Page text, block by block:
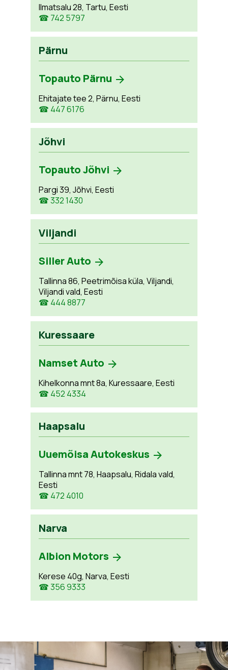
Ilmatsalu 28, Tartu, Eesti
☎ 742 5797
Pärnu
Topauto Pärnu
Ehitajate tee 2, Pärnu, Eesti
☎ 447 6176
Jõhvi
Topauto Jõhvi
Pargi 39, Jõhvi, Eesti
☎ 332 1430
Viljandi
Siller Auto
Tallinna 86, Peetrimõisa küla, Viljandi,
Viljandi vald, Eesti
☎ 444 8877
Kuressaare
Namset Auto
Kihelkonna mnt 8a, Kuressaare, Eesti
☎ 452 4334
Haapsalu
Uuemõisa Autokeskus
Tallinna mnt 78, Haapsalu, Ridala vald,
Eesti
☎ 472 4010
Narva
Albion Motors
Kerese 40g, Narva, Eesti
☎ 356 9333